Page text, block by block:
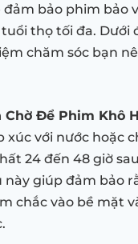
bảo phim bảo
thọ tối đa. Dưới
chăm sóc bạn
Chờ Để Phim Khô
xúc với nước hoặc
24 đến 48 giờ
này giúp đảm bảo
chắc vào bề mặt